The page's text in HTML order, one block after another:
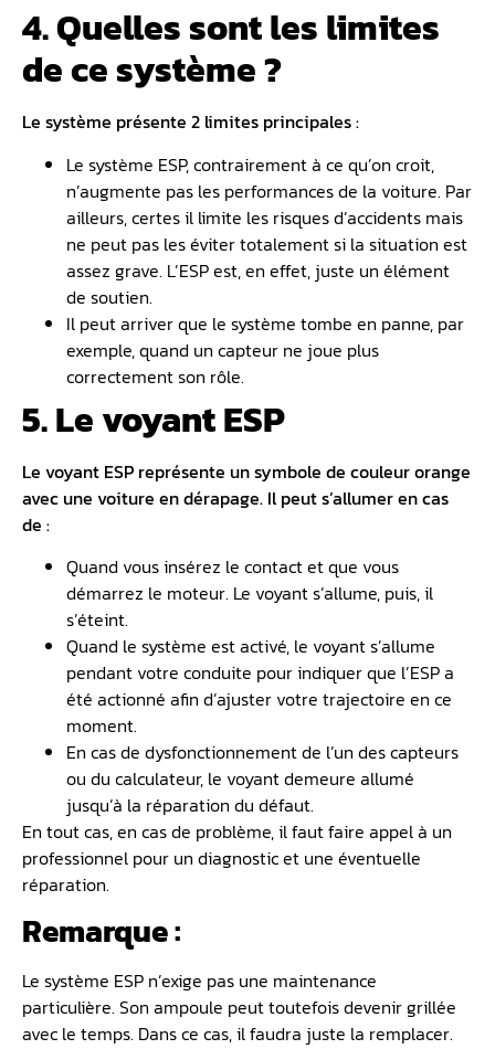
4. Quelles sont les limites
de ce système ?
Le système présente 2 limites principales :
Le système ESP, contrairement à ce qu’on croit,
n’augmente pas les performances de la voiture. Par
ailleurs, certes il limite les risques d’accidents mais
ne peut pas les éviter totalement si la situation est
assez grave. L’ESP est, en effet, juste un élément
de soutien.
Il peut arriver que le système tombe en panne, par
exemple, quand un capteur ne joue plus
correctement son rôle.
5. Le voyant ESP
Le voyant ESP représente un symbole de couleur orange
avec une voiture en dérapage. Il peut s’allumer en cas
de :
Quand vous insérez le contact et que vous
démarrez le moteur. Le voyant s’allume, puis, il
s’éteint.
Quand le système est activé, le voyant s’allume
pendant votre conduite pour indiquer que l’ESP a
été actionné afin d’ajuster votre trajectoire en ce
moment.
En cas de dysfonctionnement de l’un des capteurs
ou du calculateur, le voyant demeure allumé
jusqu’à la réparation du défaut.
En tout cas, en cas de problème, il faut faire appel à un
professionnel pour un diagnostic et une éventuelle
réparation.
Remarque :
Le système ESP n’exige pas une maintenance
particulière. Son ampoule peut toutefois devenir grillée
avec le temps. Dans ce cas, il faudra juste la remplacer.